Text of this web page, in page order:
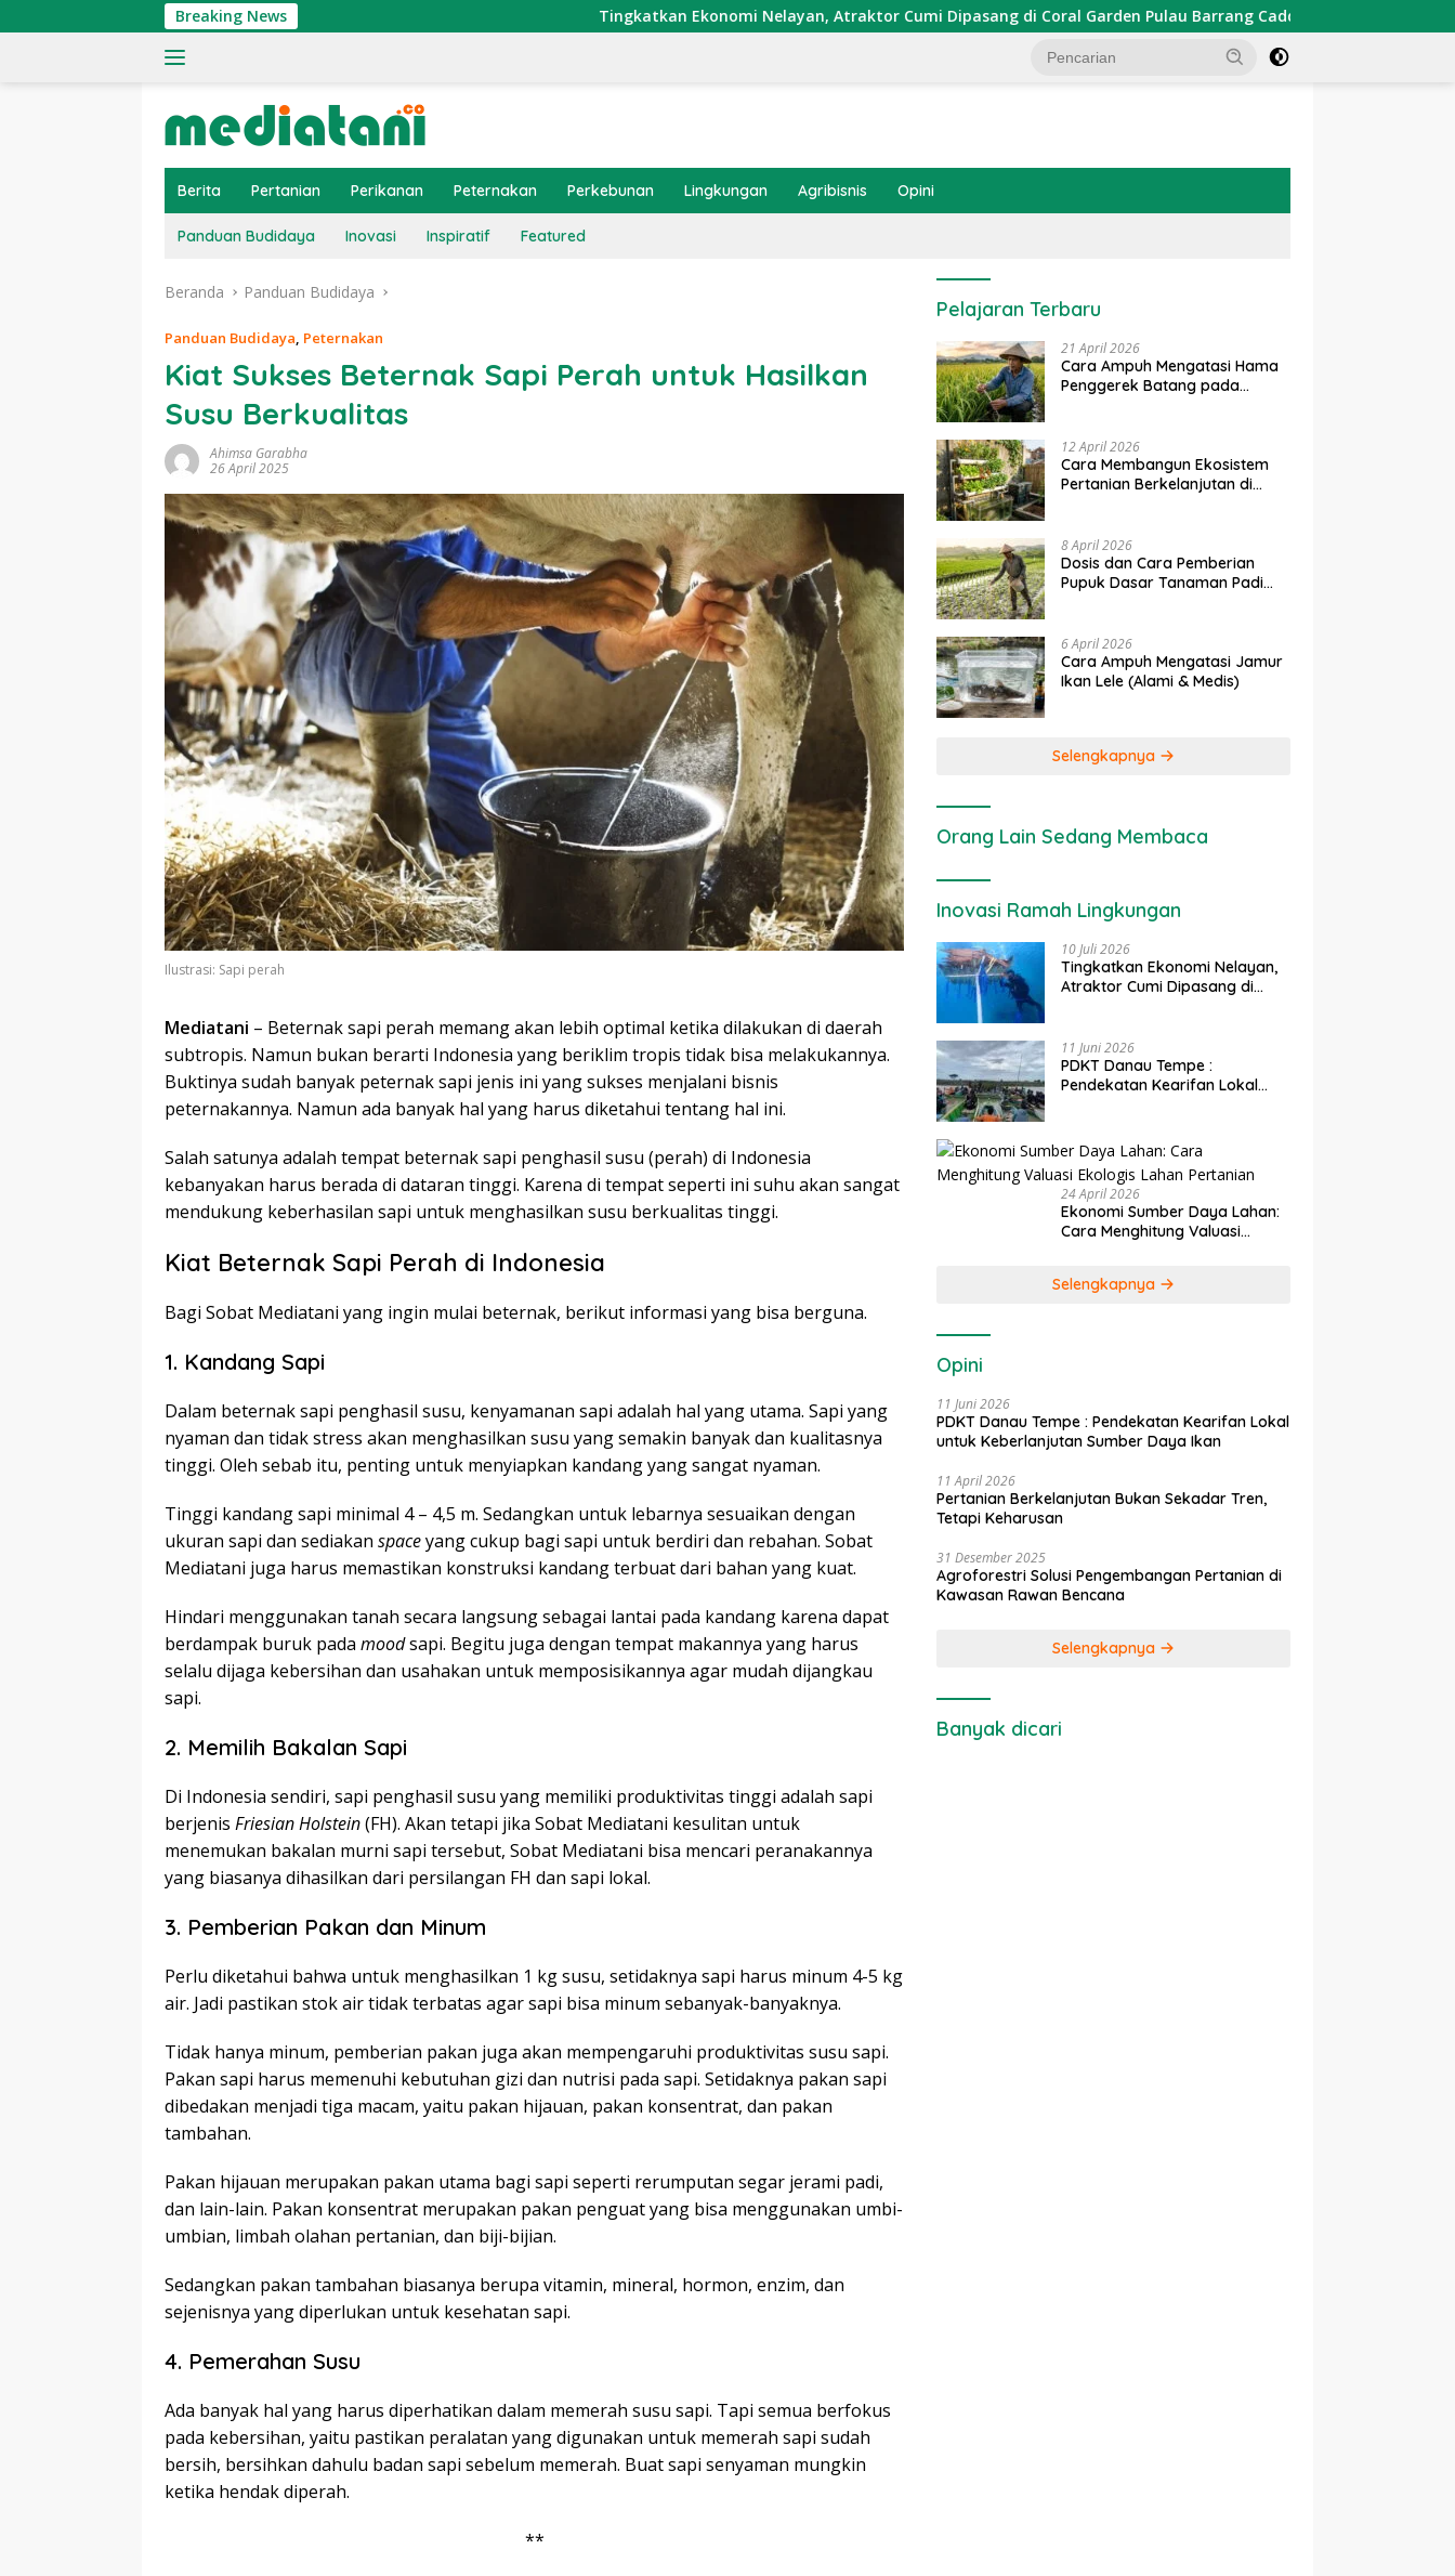
ke
Breaking News Tingkatkan Ekonomi Nelayan, Atraktor Cumi Dipasang di Coral Garden Pulau Barrang Caddi PDKT Danau Tempe :
Berita Pertanian Perikanan Peternakan Perkebunan Lingkungan Agribisnis Opini
Panduan Budidaya Inovasi Inspiratif Featured
Beranda Panduan Budidaya
Panduan Budidaya, Peternakan
Kiat Sukses Beternak Sapi Perah untuk Hasilkan
Susu Berkualitas
Ahimsa Garabha
26 April 2025
Ilustrasi: Sapi perah
Mediatani – Beternak sapi perah memang akan lebih optimal ketika dilakukan di daerah
subtropis. Namun bukan berarti Indonesia yang beriklim tropis tidak bisa melakukannya.
Buktinya sudah banyak peternak sapi jenis ini yang sukses menjalani bisnis
peternakannya. Namun ada banyak hal yang harus diketahui tentang hal ini.
Salah satunya adalah tempat beternak sapi penghasil susu (perah) di Indonesia
kebanyakan harus berada di dataran tinggi. Karena di tempat seperti ini suhu akan sangat
mendukung keberhasilan sapi untuk menghasilkan susu berkualitas tinggi.
Kiat Beternak Sapi Perah di Indonesia
Bagi Sobat Mediatani yang ingin mulai beternak, berikut informasi yang bisa berguna.
1. Kandang Sapi
Dalam beternak sapi penghasil susu, kenyamanan sapi adalah hal yang utama. Sapi yang
nyaman dan tidak stress akan menghasilkan susu yang semakin banyak dan kualitasnya
tinggi. Oleh sebab itu, penting untuk menyiapkan kandang yang sangat nyaman.
Tinggi kandang sapi minimal 4 – 4,5 m. Sedangkan untuk lebarnya sesuaikan dengan
ukuran sapi dan sediakan spaceyang cukup bagi sapi untuk berdiri dan rebahan. Sobat
Mediatani juga harus memastikan konstruksi kandang terbuat dari bahan yang kuat.
Hindari menggunakan tanah secara langsung sebagai lantai pada kandang karena dapat
berdampak buruk pada moodsapi. Begitu juga dengan tempat makannya yang harus
selalu dijaga kebersihan dan usahakan untuk memposisikannya agar mudah dijangkau
sapi.
2. Memilih Bakalan Sapi
Di Indonesia sendiri, sapi penghasil susu yang memiliki produktivitas tinggi adalah sapi
berjenis Friesian Holstein(FH). Akan tetapi jika Sobat Mediatani kesulitan untuk
menemukan bakalan murni sapi tersebut, Sobat Mediatani bisa mencari peranakannya
yang biasanya dihasilkan dari persilangan FH dan sapi lokal.
3. Pemberian Pakan dan Minum
Perlu diketahui bahwa untuk menghasilkan 1 kg susu, setidaknya sapi harus minum 4-5 kg
air. Jadi pastikan stok air tidak terbatas agar sapi bisa minum sebanyak-banyaknya.
Tidak hanya minum, pemberian pakan juga akan mempengaruhi produktivitas susu sapi.
Pakan sapi harus memenuhi kebutuhan gizi dan nutrisi pada sapi. Setidaknya pakan sapi
dibedakan menjadi tiga macam, yaitu pakan hijauan, pakan konsentrat, dan pakan
tambahan.
Pakan hijauan merupakan pakan utama bagi sapi seperti rerumputan segar jerami padi,
dan lain-lain. Pakan konsentrat merupakan pakan penguat yang bisa menggunakan umbi-
umbian, limbah olahan pertanian, dan biji-bijian.
Sedangkan pakan tambahan biasanya berupa vitamin, mineral, hormon, enzim, dan
sejenisnya yang diperlukan untuk kesehatan sapi.
4. Pemerahan Susu
Ada banyak hal yang harus diperhatikan dalam memerah susu sapi. Tapi semua berfokus
pada kebersihan, yaitu pastikan peralatan yang digunakan untuk memerah sapi sudah
bersih, bersihkan dahulu badan sapi sebelum memerah. Buat sapi senyaman mungkin
ketika hendak diperah.
**
Pelajaran Terbaru
21 April 2026
Cara Ampuh Mengatasi Hama
Penggerek Batang pada
12 April 2026
Cara Membangun Ekosistem
Pertanian Berkelanjutan di
8 April 2026
Dosis dan Cara Pemberian
Pupuk Dasar Tanaman Padi
6 April 2026
Cara Ampuh Mengatasi Jamur
Ikan Lele (Alami & Medis)
Selengkapnya
Orang Lain Sedang Membaca
Inovasi Ramah Lingkungan
10 Juli 2026
Tingkatkan Ekonomi Nelayan,
Atraktor Cumi Dipasang di
11 Juni 2026
PDKT Danau Tempe :
Pendekatan Kearifan Lokal
24 April 2026
Ekonomi Sumber Daya Lahan:
Cara Menghitung Valuasi
Selengkapnya
Opini
11 Juni 2026
PDKT Danau Tempe : Pendekatan Kearifan Lokal
untuk Keberlanjutan Sumber Daya Ikan
11 April 2026
Pertanian Berkelanjutan Bukan Sekadar Tren,
Tetapi Keharusan
31 Desember 2025
Agroforestri Solusi Pengembangan Pertanian di
Kawasan Rawan Bencana
Selengkapnya
Banyak dicari